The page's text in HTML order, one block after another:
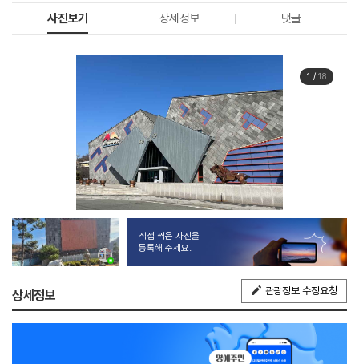
사진보기 상세정보 댓글
1 / 18
직접 찍은 사진을
등록해 주세요.
상세정보 관광정보 수정요청